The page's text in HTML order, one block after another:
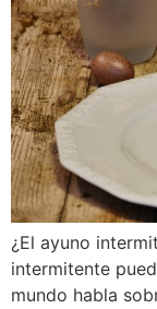
¿El ayuno
intermitente
mundo habla